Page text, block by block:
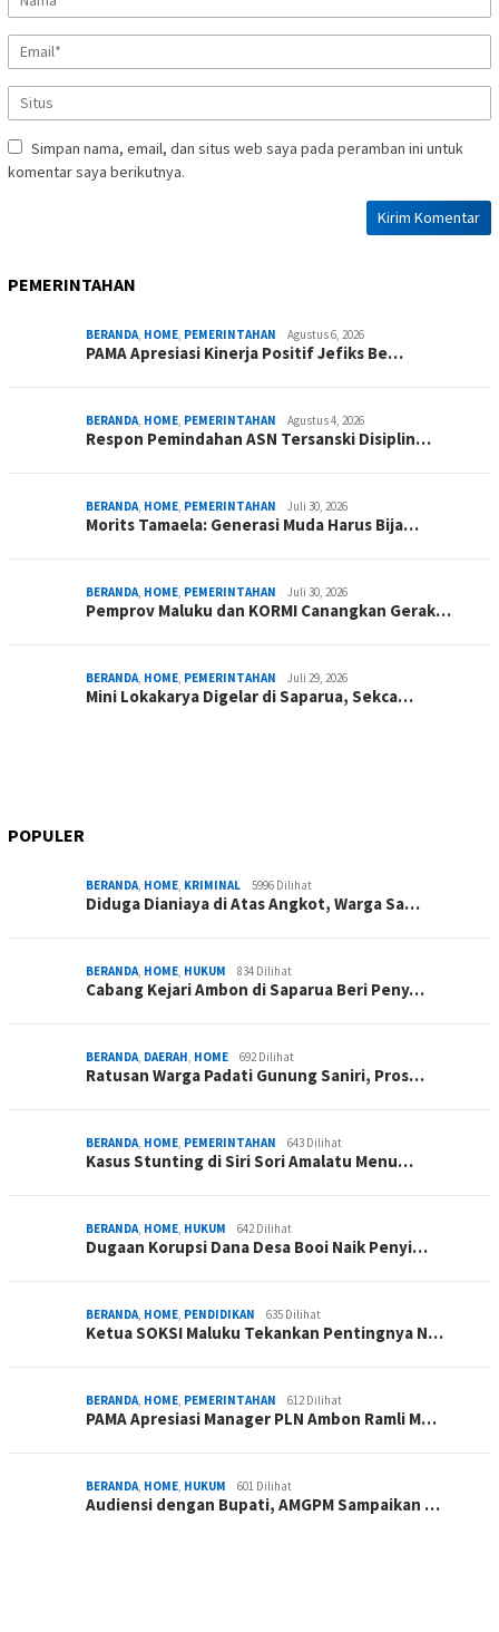
Simpan nama, email, dan situs web saya pada peramban ini untuk
komentar saya berikutnya.
PEMERINTAHAN
BERANDA, HOME, PEMERINTAHAN Agustus 6, 2026
PAMA Apresiasi Kinerja Positif Jefiks Be…
BERANDA, HOME, PEMERINTAHAN Agustus 4, 2026
Respon Pemindahan ASN Tersanski Disiplin…
BERANDA, HOME, PEMERINTAHAN Juli 30, 2026
Morits Tamaela: Generasi Muda Harus Bija…
BERANDA, HOME, PEMERINTAHAN Juli 30, 2026
Pemprov Maluku dan KORMI Canangkan Gerak…
BERANDA, HOME, PEMERINTAHAN Juli 29, 2026
Mini Lokakarya Digelar di Saparua, Sekca…
POPULER
BERANDA, HOME, KRIMINAL 5996 Dilihat
Diduga Dianiaya di Atas Angkot, Warga Sa…
BERANDA, HOME, HUKUM 834 Dilihat
Cabang Kejari Ambon di Saparua Beri Peny…
BERANDA, DAERAH, HOME 692 Dilihat
Ratusan Warga Padati Gunung Saniri, Pros…
BERANDA, HOME, PEMERINTAHAN 643 Dilihat
Kasus Stunting di Siri Sori Amalatu Menu…
BERANDA, HOME, HUKUM 642 Dilihat
Dugaan Korupsi Dana Desa Booi Naik Penyi…
BERANDA, HOME, PENDIDIKAN 635 Dilihat
Ketua SOKSI Maluku Tekankan Pentingnya N…
BERANDA, HOME, PEMERINTAHAN 612 Dilihat
PAMA Apresiasi Manager PLN Ambon Ramli M…
BERANDA, HOME, HUKUM 601 Dilihat
Audiensi dengan Bupati, AMGPM Sampaikan …